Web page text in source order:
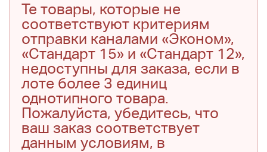
Те товары, которые не
соответствуют критериям
отправки каналами «Эконом»,
«Стандарт 15» и «Стандарт 12»,
недоступны для заказа, если в
лоте более 3 единиц
однотипного товара.
Пожалуйста, убедитесь, что
ваш заказ соответствует
данным условиям, в